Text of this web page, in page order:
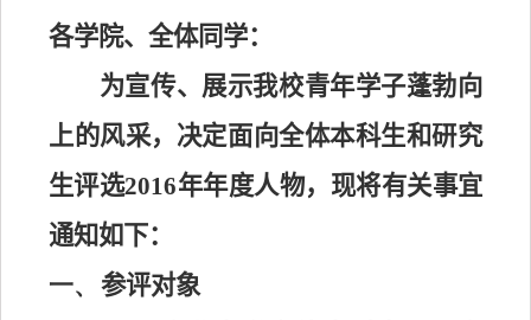
各学院、全体同学：
为宣传、展示我校青年学子蓬勃向
上的风采，决定面向全体本科生和研究
生评选2016年年度人物，现将有关事宜
通知如下：
一、 参评对象